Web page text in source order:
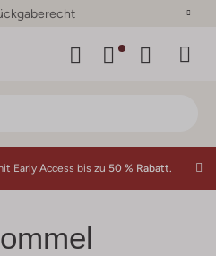
Early Access bis zu 50 % Rabatt.